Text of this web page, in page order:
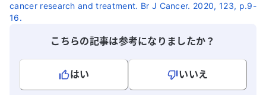
cancer research and treatment. Br J Cancer. 2020, 123, p.9-
16.
こちらの記事は参考になりましたか？
はい
いいえ